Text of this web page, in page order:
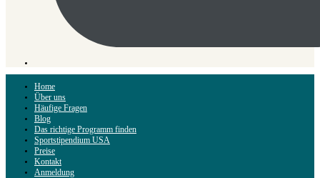
Home
Über uns
Häufige Fragen
Blog
Das richtige Programm finden
Sportstipendium USA
Preise
Kontakt
Anmeldung